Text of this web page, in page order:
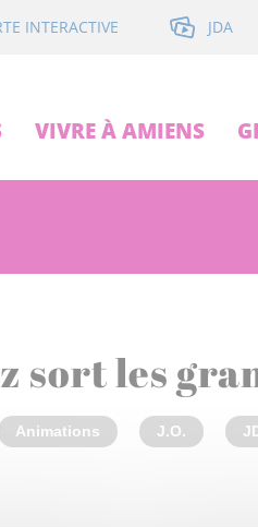
INTERACTIVE JDA
VIVRE À AMIENS
sort les
Animations J.O.